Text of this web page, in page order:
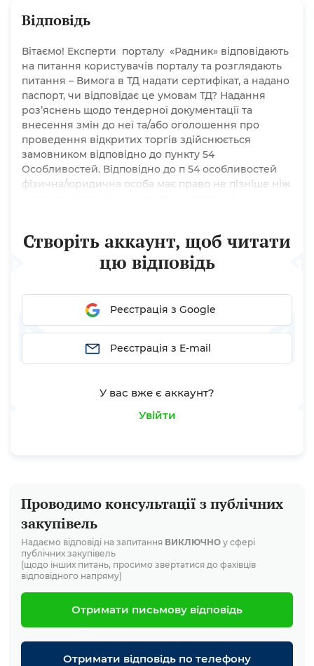
Відповідь
Вітаємо! Експерти порталу «Радник» відповідають
на питання користувачів порталу та розглядають
питання – Вимога в ТД надати сертифікат, а надано
паспорт, чи відповідає це умовам ТД? Надання
роз’яснень щодо тендерної документації та
внесення змін до неї та/або оголошення про
проведення відкритих торгів здійснюється
замовником відповідно до пункту 54
Особливостей. Відповідно до п 54 особливостей
фізична/юридична особа має право не пізніше ніж
роз’ясненнями щодо...
Створіть аккаунт, щоб читати
цю відповідь
Реєстрація з Google
Реєстрація з E-mail
У вас вже є аккаунт?
Увійти
Проводимо консультації з публічних
закупівель
Надаємо відповіді на запитання ВИКЛЮЧНО у сфері
публічних закупівель
(щодо інших питань, просимо звертатися до фахівців
відповідного напряму)
Отримати письмову відповідь
Отримати відповідь по телефону